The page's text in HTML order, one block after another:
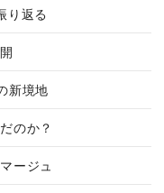
り返る
新境地
だのか？
ージュ